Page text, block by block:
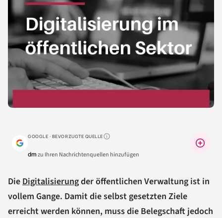
GOOGLE · BEVORZUGTE QUELLEWarum lohnt sich das?
dmzu Ihren Nachrichtenquellen hinzufügen
Die Digitalisierungder öffentlichen Verwaltung ist in
vollem Gange. Damit die selbst gesetzten Ziele
erreicht werden können, muss die Belegschaft jedoch